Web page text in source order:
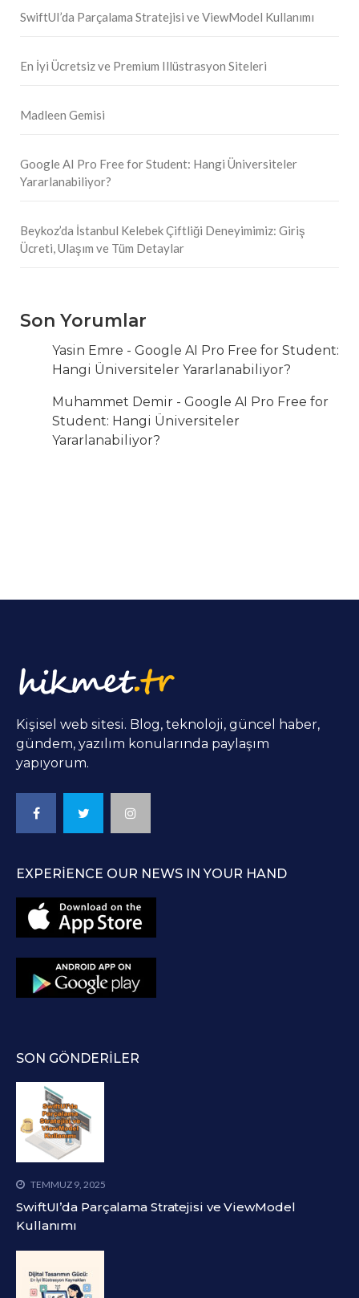
SwiftUI’da Parçalama Stratejisi ve ViewModel Kullanımı
En İyi Ücretsiz ve Premium Illüstrasyon Siteleri
Madleen Gemisi
Google AI Pro Free for Student: Hangi Üniversiteler
Yararlanabiliyor?
Beykoz’da İstanbul Kelebek Çiftliği Deneyimimiz: Giriş
Ücreti, Ulaşım ve Tüm Detaylar
Son Yorumlar
Yasin Emre - Google AI Pro Free for Student:
Hangi Üniversiteler Yararlanabiliyor?
Muhammet Demir - Google AI Pro Free for
Student: Hangi Üniversiteler
Yararlanabiliyor?
Kişisel web sitesi. Blog, teknoloji, güncel haber,
gündem, yazılım konularında paylaşım
yapıyorum.
EXPERIENCE OUR NEWS IN YOUR HAND
SON GÖNDERILER
TEMMUZ 9, 2025
SwiftUI’da Parçalama Stratejisi ve ViewModel
Kullanımı